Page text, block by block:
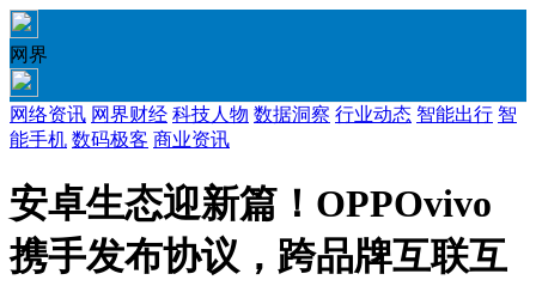
网界
网络资讯 网界财经 科技人物 数据洞察 行业动态 智能出行 智
能手机 数码极客 商业资讯
安卓生态迎新篇！OPPOvivo
携手发布协议，跨品牌互联互